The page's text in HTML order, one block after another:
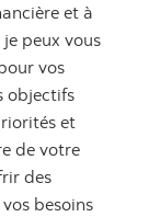
et à
peux vous
vos
objectifs
et
de votre
des
besoins